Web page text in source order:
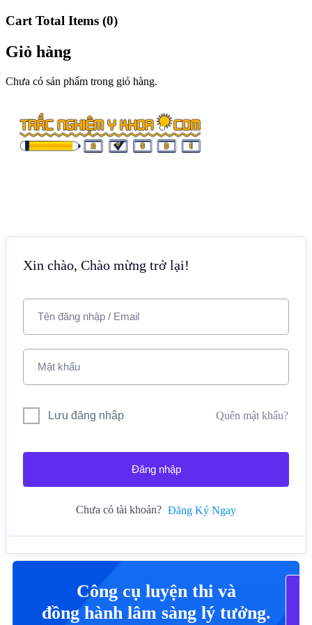
Cart Total Items (0)
Giỏ hàng
Chưa có sản phẩm trong giỏ hàng.
Xin chào, Chào mừng trở lại!
Lưu đăng nhập Quên mật khẩu?
Đăng nhập
Chưa có tài khoản? Đăng Ký Ngay
Công cụ luyện thi và
đồng hành lâm sàng lý tưởng.